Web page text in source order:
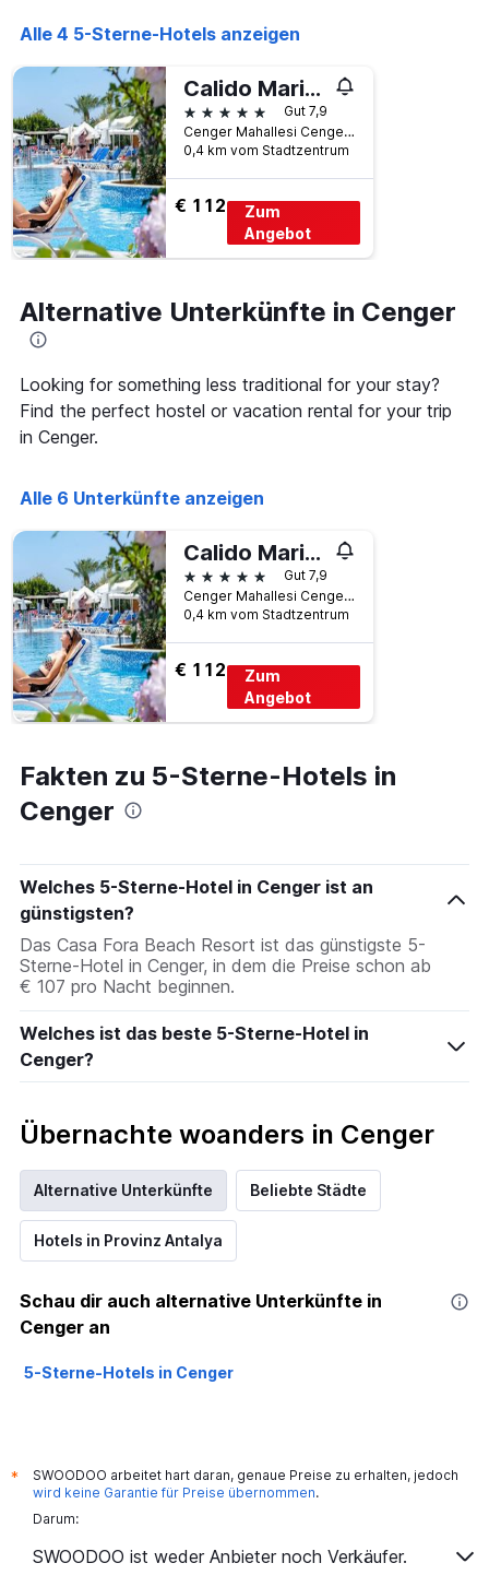
Alle 4 5-Sterne-Hotels anzeigen
Calido Maris Hotel
5 Sterne
Gut 7,9
Cenger Mahallesi Cenger Mücavir Sokak, 274/1, Cenger, Türkei
0,4 km vom Stadtzentrum
€ 112
Zum
Angebot
Alternative Unterkünfte in Cenger
Looking for something less traditional for your stay?
Find the perfect hostel or vacation rental for your trip
in Cenger.
Alle 6 Unterkünfte anzeigen
Calido Maris Hotel
5 Sterne
Gut 7,9
Cenger Mahallesi Cenger Mücavir Sokak, 274/1, Cenger, Türkei
0,4 km vom Stadtzentrum
€ 112
Zum
Angebot
Fakten zu 5-Sterne-Hotels in
Cenger
Welches 5-Sterne-Hotel in Cenger ist an
günstigsten?
Das Casa Fora Beach Resort ist das günstigste 5-
Sterne-Hotel in Cenger, in dem die Preise schon ab
€ 107 pro Nacht beginnen.
Welches ist das beste 5-Sterne-Hotel in
Cenger?
Übernachte woanders in Cenger
Alternative Unterkünfte Beliebte Städte
Hotels in Provinz Antalya
Schau dir auch alternative Unterkünfte in
Cenger an
5-Sterne-Hotels in Cenger
*
SWOODOO arbeitet hart daran, genaue Preise zu erhalten, jedoch
wird keine Garantie für Preise übernommen.
Darum:
SWOODOO ist weder Anbieter noch Verkäufer.